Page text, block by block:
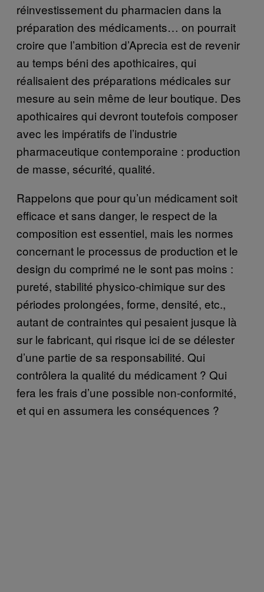
réinvestissement du pharmacien dans la
préparation des médicaments… on pourrait
croire que l’ambition d’Aprecia est de revenir
au temps béni des apothicaires, qui
réalisaient des préparations médicales sur
mesure au sein même de leur boutique. Des
apothicaires qui devront toutefois composer
avec les impératifs de l’industrie
pharmaceutique contemporaine : production
de masse, sécurité, qualité.
Rappelons que pour qu’un médicament soit
efficace et sans danger, le respect de la
composition est essentiel, mais les normes
concernant le processus de production et le
design du comprimé ne le sont pas moins :
pureté, stabilité physico-chimique sur des
périodes prolongées, forme, densité, etc.,
autant de contraintes qui pesaient jusque là
sur le fabricant, qui risque ici de se délester
d’une partie de sa responsabilité. Qui
contrôlera la qualité du médicament ? Qui
fera les frais d’une possible non-conformité,
et qui en assumera les conséquences ?